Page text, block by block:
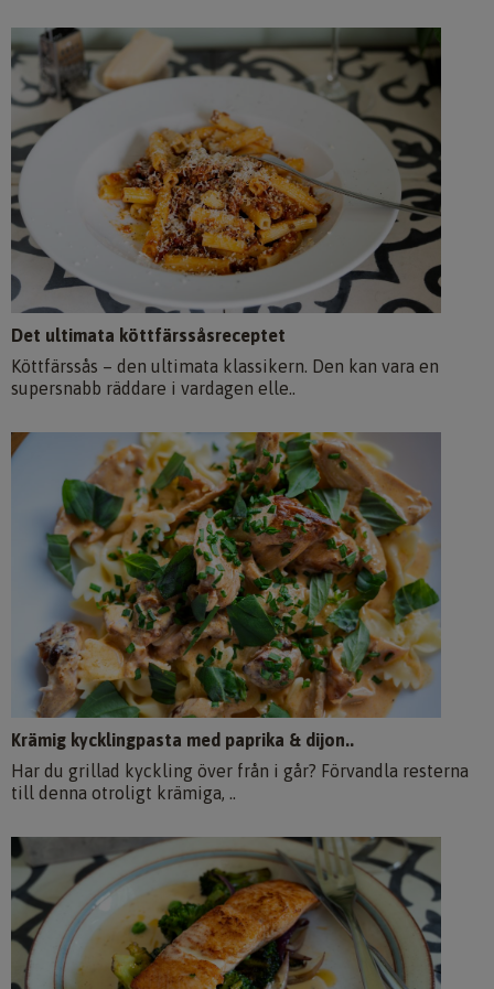
Det ultimata köttfärssåsreceptet
Köttfärssås – den ultimata klassikern. Den kan vara en
supersnabb räddare i vardagen elle..
Krämig kycklingpasta med paprika & dijon..
Har du grillad kyckling över från i går? Förvandla resterna
till denna otroligt krämiga, ..